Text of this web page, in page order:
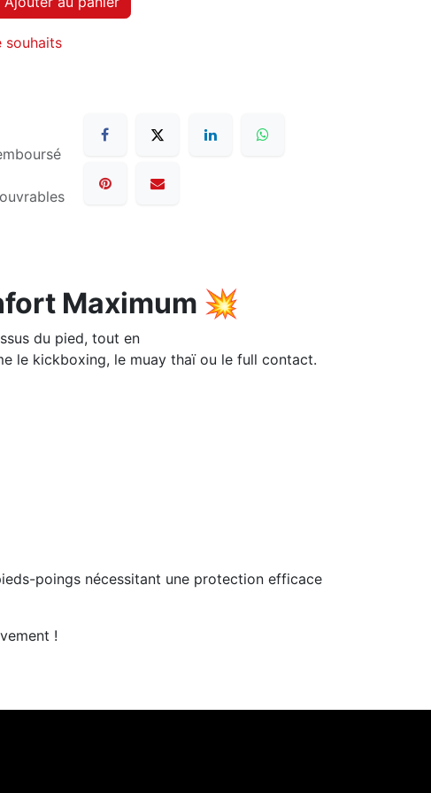
souhaits
Maximum 💥
du pied, tout en
le kickboxing, le muay thaï ou le full contact.
poings nécessitant une protection efficace
!